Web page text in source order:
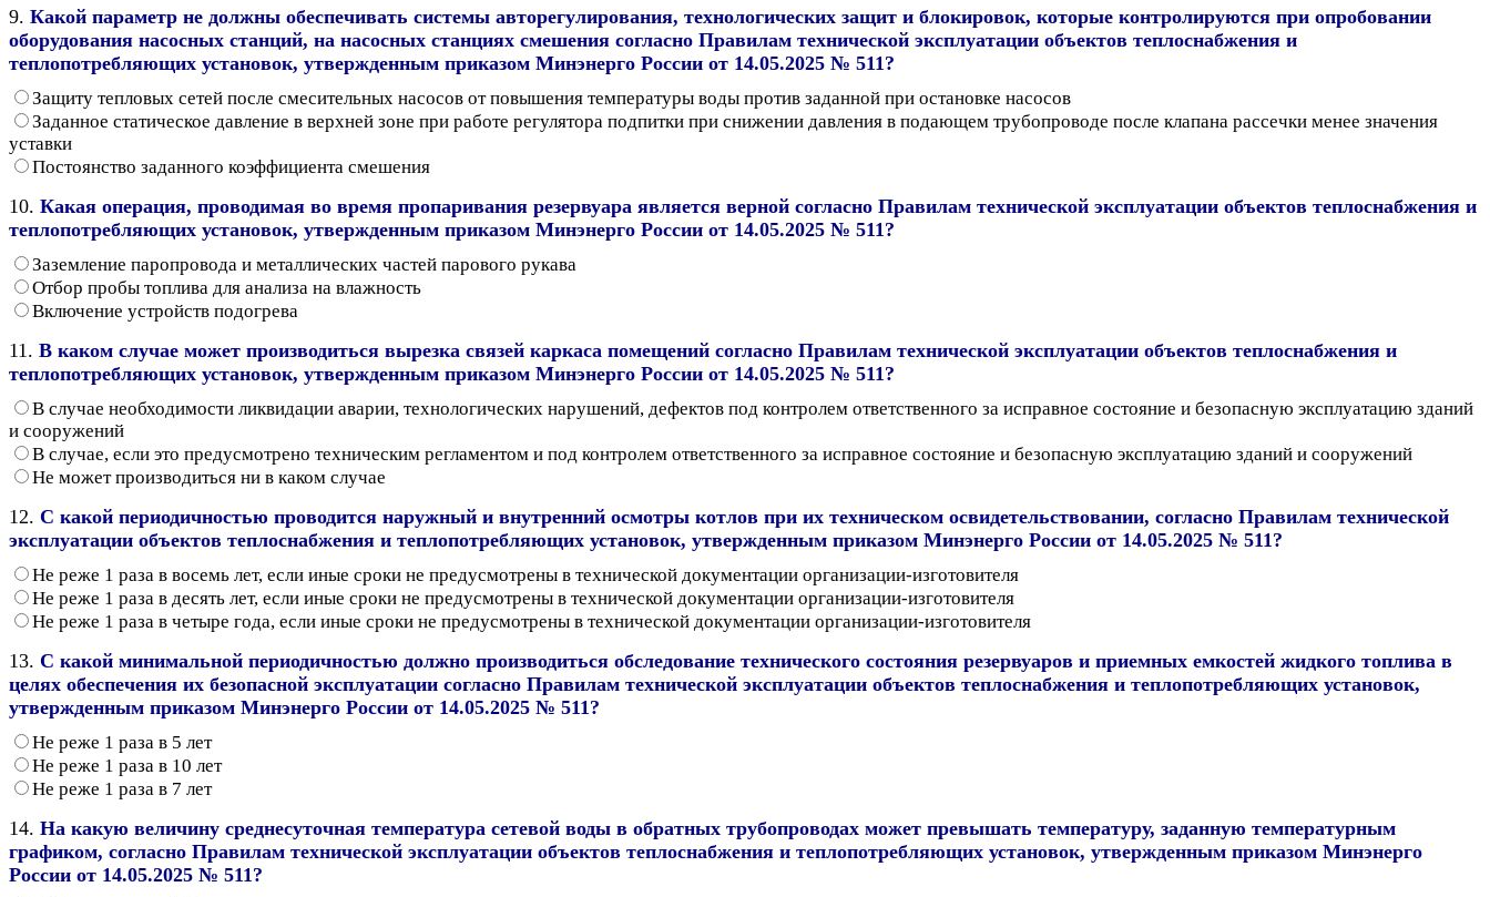
9. Какой параметр не должны обеспечивать системы авторегулирования, технологических защит и блокировок, которые контролируются при опробовании
оборудования насосных станций, на насосных станциях смешения согласно Правилам технической эксплуатации объектов теплоснабжения и
теплопотребляющих установок, утвержденным приказом Минэнерго России от 14.05.2025 № 511?
Защиту тепловых сетей после смесительных насосов от повышения температуры воды против заданной при остановке насосов
Заданное статическое давление в верхней зоне при работе регулятора подпитки при снижении давления в подающем трубопроводе после клапана рассечки менее значения
уставки
Постоянство заданного коэффициента смешения
10. Какая операция, проводимая во время пропаривания резервуара является верной согласно Правилам технической эксплуатации объектов теплоснабжения и
теплопотребляющих установок, утвержденным приказом Минэнерго России от 14.05.2025 № 511?
Заземление паропровода и металлических частей парового рукава
Отбор пробы топлива для анализа на влажность
Включение устройств подогрева
11. В каком случае может производиться вырезка связей каркаса помещений согласно Правилам технической эксплуатации объектов теплоснабжения и
теплопотребляющих установок, утвержденным приказом Минэнерго России от 14.05.2025 № 511?
В случае необходимости ликвидации аварии, технологических нарушений, дефектов под контролем ответственного за исправное состояние и безопасную эксплуатацию зданий
и сооружений
В случае, если это предусмотрено техническим регламентом и под контролем ответственного за исправное состояние и безопасную эксплуатацию зданий и сооружений
Не может производиться ни в каком случае
12. С какой периодичностью проводится наружный и внутренний осмотры котлов при их техническом освидетельствовании, согласно Правилам технической
эксплуатации объектов теплоснабжения и теплопотребляющих установок, утвержденным приказом Минэнерго России от 14.05.2025 № 511?
Не реже 1 раза в восемь лет, если иные сроки не предусмотрены в технической документации организации-изготовителя
Не реже 1 раза в десять лет, если иные сроки не предусмотрены в технической документации организации-изготовителя
Не реже 1 раза в четыре года, если иные сроки не предусмотрены в технической документации организации-изготовителя
13. С какой минимальной периодичностью должно производиться обследование технического состояния резервуаров и приемных емкостей жидкого топлива в
целях обеспечения их безопасной эксплуатации согласно Правилам технической эксплуатации объектов теплоснабжения и теплопотребляющих установок,
утвержденным приказом Минэнерго России от 14.05.2025 № 511?
Не реже 1 раза в 5 лет
Не реже 1 раза в 10 лет
Не реже 1 раза в 7 лет
14. На какую величину среднесуточная температура сетевой воды в обратных трубопроводах может превышать температуру, заданную температурным
графиком, согласно Правилам технической эксплуатации объектов теплоснабжения и теплопотребляющих установок, утвержденным приказом Минэнерго
России от 14.05.2025 № 511?